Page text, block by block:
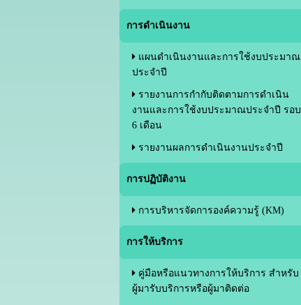
การดำเนินงาน
แผนดำเนินงานและการใช้งบประมาณ
ประจำปี
รายงานการกำกับติดตามการดำเนิน
งานและการใช้งบประมาณประจำปี รอบ
6 เดือน
รายงานผลการดำเนินงานประจำปี
การปฏิบัติงาน
การบริหารจัดการองค์ความรู้ (KM)
การให้บริการ
คู่มือหรือแนวทางการให้บริการ สำหรับ
ผู้มารับบริการหรือผู้มาติดต่อ